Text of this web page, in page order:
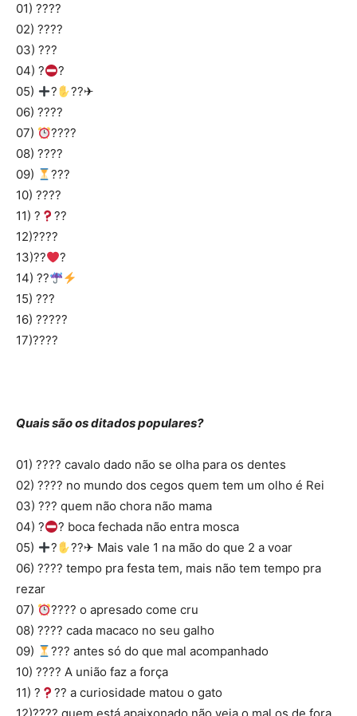
01) ????
02) ????
03) ???
04) ?
?
05)
?
??✈
06) ????
07)
????
08) ????
09)
???
10) ????
11) ?
??
12)????
13)??
?
14) ??
15) ???
16) ?????
17)????
Quais são os ditados populares?
01) ???? cavalo dado não se olha para os dentes
02) ???? no mundo dos cegos quem tem um olho é Rei
03) ??? quem não chora não mama
04) ?
? boca fechada não entra mosca
05)
?
??✈ Mais vale 1 na mão do que 2 a voar
06) ???? tempo pra festa tem, mais não tem tempo pra
rezar
07)
???? o apresado come cru
08) ???? cada macaco no seu galho
09)
??? antes só do que mal acompanhado
10) ???? A união faz a força
11) ?
?? a curiosidade matou o gato